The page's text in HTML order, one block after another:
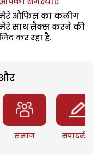
औफिस का कलीग
साथ सैक्स करने की
कर रहा है.
समाज संपादकीय